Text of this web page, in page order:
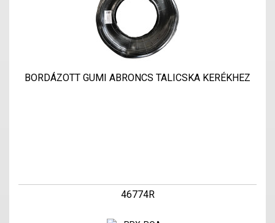
BORDÁZOTT GUMI ABRONCS TALICSKA KERÉKHEZ
46774R